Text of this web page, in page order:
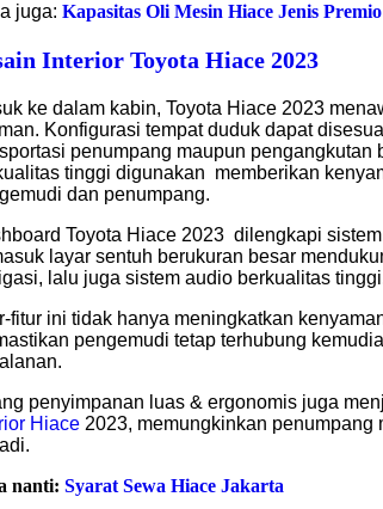
juga: Kapasitas Oli Mesin Hiace Jenis
Interior Toyota Hiace 2023
ke dalam kabin, Toyota Hiace 2023
Konfigurasi tempat duduk dapat
penumpang maupun pengangkutan
tinggi digunakan memberikan
dan penumpang.
Toyota Hiace 2023 dilengkapi
layar sentuh berukuran besar
lalu juga sistem audio berkualitas
fitur ini tidak hanya meningkatkan
pengemudi tetap terhubung
penyimpanan luas & ergonomis juga
Hiace 2023, memungkinkan penumpang
nanti: Syarat Sewa Hiace Jakarta